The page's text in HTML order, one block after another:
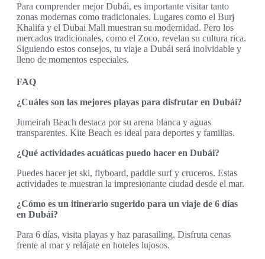
Para comprender mejor Dubái, es importante visitar tanto
zonas modernas como tradicionales. Lugares como el Burj
Khalifa y el Dubai Mall muestran su modernidad. Pero los
mercados tradicionales, como el Zoco, revelan su cultura rica.
Siguiendo estos consejos, tu viaje a Dubái será inolvidable y
lleno de momentos especiales.
FAQ
¿Cuáles son las mejores playas para disfrutar en Dubái?
Jumeirah Beach destaca por su arena blanca y aguas
transparentes. Kite Beach es ideal para deportes y familias.
¿Qué actividades acuáticas puedo hacer en Dubái?
Puedes hacer jet ski, flyboard, paddle surf y cruceros. Estas
actividades te muestran la impresionante ciudad desde el mar.
¿Cómo es un itinerario sugerido para un viaje de 6 días
en Dubái?
Para 6 días, visita playas y haz parasailing. Disfruta cenas
frente al mar y relájate en hoteles lujosos.